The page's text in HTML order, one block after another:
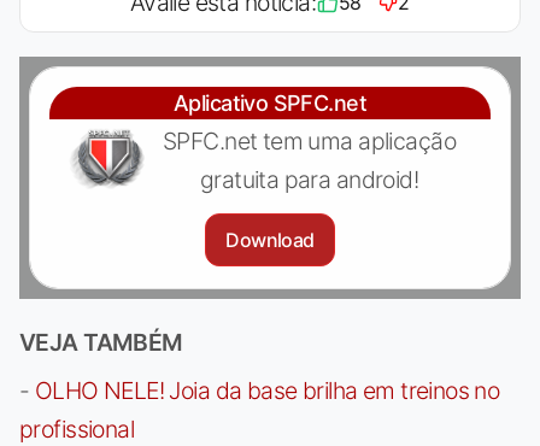
Aplicativo SPFC.net
SPFC.net tem uma aplicação
gratuita para android!
Download
VEJA TAMBÉM
- OLHO NELE! Joia da base brilha em treinos no
profissional